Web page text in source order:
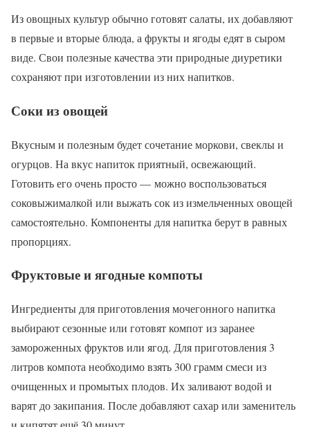
Из овощных культур обычно готовят салаты, их добавляют
в первые и вторые блюда, а фрукты и ягоды едят в сыром
виде. Свои полезные качества эти природные диуретики
сохраняют при изготовлении из них напитков.
Соки из овощей
Вкусным и полезным будет сочетание моркови, свеклы и
огурцов. На вкус напиток приятный, освежающий.
Готовить его очень просто — можно воспользоваться
соковыжималкой или выжать сок из измельченных овощей
самостоятельно. Компоненты для напитка берут в равных
пропорциях.
Фруктовые и ягодные компоты
Ингредиенты для приготовления мочегонного напитка
выбирают сезонные или готовят компот из заранее
замороженных фруктов или ягод. Для приготовления 3
литров компота необходимо взять 300 грамм смеси из
очищенных и промытых плодов. Их заливают водой и
варят до закипания. После добавляют сахар или заменитель